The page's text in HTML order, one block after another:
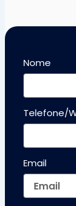
Nome
Telefone/
Email